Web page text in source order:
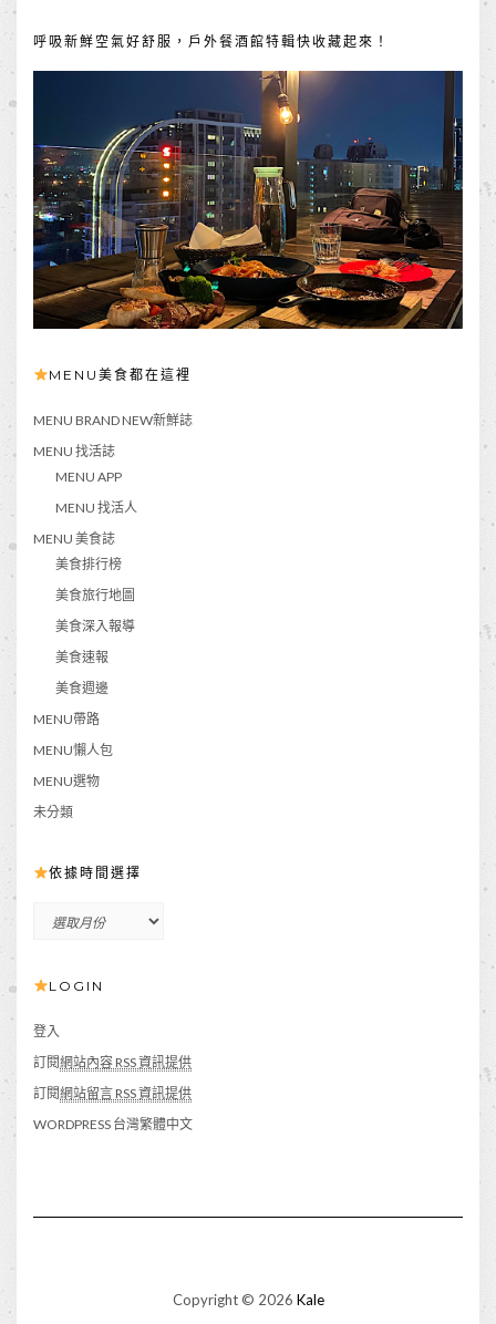
呼吸新鮮空氣好舒服，戶外餐酒館特輯快收藏起來！
MENU美食都在這裡
MENU BRAND NEW新鮮誌
MENU 找活誌
MENU APP
MENU 找活人
MENU 美食誌
美食排行榜
美食旅行地圖
美食深入報導
美食速報
美食週邊
MENU帶路
MENU懶人包
MENU選物
未分類
依據時間選擇
間
擇
LOGIN
登入
訂閱網站內容 RSS 資訊提供
訂閱網站留言 RSS 資訊提供
WORDPRESS 台灣繁體中文
Copyright © 2026 Kale